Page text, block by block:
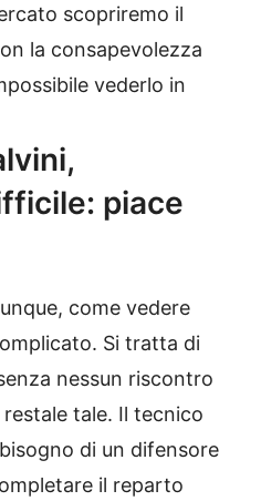
scopriremo il
la consapevolezza
vederlo in
piace
come vedere
Si tratta di
nessun riscontro
tale. Il tecnico
di un difensore
il reparto